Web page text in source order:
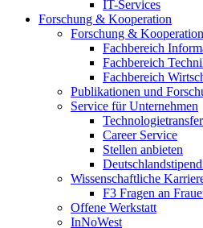
IT-Services
Forschung & Kooperation
Forschung & Kooperation
Fachbereich
Fachbereich
Fachbereich
Publikationen und
Service für Unternehmen
Technologietransfer
Career Service
Stellen anbieten
Wissenschaftliche
F3 Fragen an
Offene Werkstatt
InNoWest